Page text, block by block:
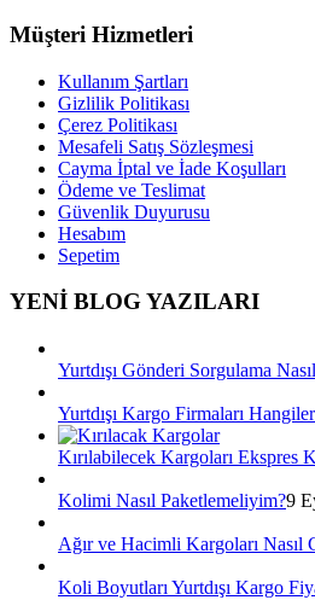
Müşteri Hizmetleri
Kullanım Şartları
Gizlilik Politikası
Çerez Politikası
Mesafeli Satış Sözleşmesi
Cayma İptal ve İade Koşulları
Ödeme ve Teslimat
Güvenlik Duyurusu
Hesabım
Sepetim
YENİ BLOG YAZILARI
Yurtdışı Gönderi Sorgulama
Yurtdışı Kargo Firmaları
Kırılabilecek Kargoları
Kolimi Nasıl Paketlemeliyim?9
Ağır ve Hacimli Kargoları Nasıl
Koli Boyutları Yurtdışı Kargo